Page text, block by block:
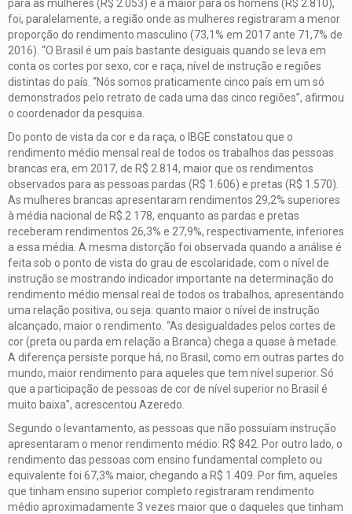
para as mulheres (R$ 2.053) e a maior para os homens (R$ 2.810),
foi, paralelamente, a região onde as mulheres registraram a menor
proporção do rendimento masculino (73,1% em 2017 ante 71,7% de
2016). “O Brasil é um país bastante desiguais quando se leva em
conta os cortes por sexo, cor e raça, nível de instrução e regiões
distintas do país. “Nós somos praticamente cinco país em um só
demonstrados pelo retrato de cada uma das cinco regiões”, afirmou
o coordenador da pesquisa.
Do ponto de vista da cor e da raça, o IBGE constatou que o
rendimento médio mensal real de todos os trabalhos das pessoas
brancas era, em 2017, de R$ 2.814, maior que os rendimentos
observados para as pessoas pardas (R$ 1.606) e pretas (R$ 1.570).
As mulheres brancas apresentaram rendimentos 29,2% superiores
à média nacional de R$.2 178, enquanto as pardas e pretas
receberam rendimentos 26,3% e 27,9%, respectivamente, inferiores
a essa média. A mesma distorção foi observada quando a análise é
feita sob o ponto de vista do grau de escolaridade, com o nível de
instrução se mostrando indicador importante na determinação do
rendimento médio mensal real de todos os trabalhos, apresentando
uma relação positiva, ou seja: quanto maior o nível de instrução
alcançado, maior o rendimento. “As desigualdades pelos cortes de
cor (preta ou parda em relação a Branca) chega a quase à metade.
A diferença persiste porque há, no Brasil, como em outras partes do
mundo, maior rendimento para aqueles que tem nível superior. Só
que a participação de pessoas de cor de nível superior no Brasil é
muito baixa”, acrescentou Azeredo.
Segundo o levantamento, as pessoas que não possuíam instrução
apresentaram o menor rendimento médio: R$ 842. Por outro lado, o
rendimento das pessoas com ensino fundamental completo ou
equivalente foi 67,3% maior, chegando a R$ 1.409. Por fim, aqueles
que tinham ensino superior completo registraram rendimento
médio aproximadamente 3 vezes maior que o daqueles que tinham